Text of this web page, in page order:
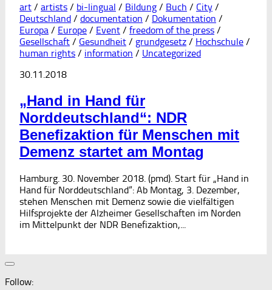
art / artists / bi-lingual / Bildung / Buch / City /
Deutschland / documentation / Dokumentation /
Europa / Europe / Event / freedom of the press /
Gesellschaft / Gesundheit / grundgesetz / Hochschule /
human rights / information / Uncategorized
30.11.2018
„Hand in Hand für
Norddeutschland“: NDR
Benefizaktion für Menschen mit
Demenz startet am Montag
Hamburg. 30. November 2018. (pmd). Start für „Hand in
Hand für Norddeutschland“: Ab Montag, 3. Dezember,
stehen Menschen mit Demenz sowie die vielfältigen
Hilfsprojekte der Alzheimer Gesellschaften im Norden
im Mittelpunkt der NDR Benefizaktion,...
Follow: